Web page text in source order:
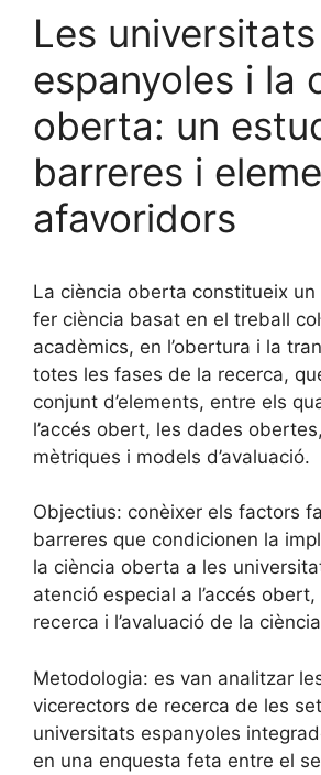
Les universitats
espanyoles i la
oberta: un
barreres i
afavoridors
La ciència oberta constitueix
fer ciència basat en el treball
acadèmics, en l’obertura i la
totes les fases de la recerca,
conjunt d’elements, entre els
l’accés obert, les dades
mètriques i models d’avaluació.
Objectius: conèixer els factors
barreres que condicionen la
la ciència oberta a les
atenció especial a l’accés
recerca i l’avaluació de la
Metodologia: es van analitzar
vicerectors de recerca de les
universitats espanyoles
en una enquesta feta entre el